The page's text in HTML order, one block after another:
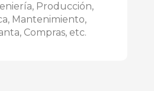
Producción,
Mantenimiento,
Compras, etc.